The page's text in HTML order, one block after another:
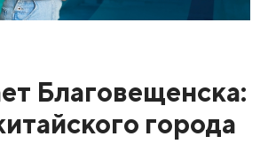
Благовещенска:
города